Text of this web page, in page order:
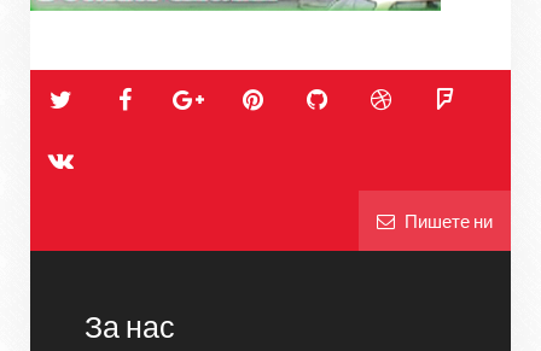
Пишете ни
За нас